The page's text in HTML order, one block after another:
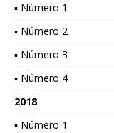
▪ Número 1
▪ Número 2
▪ Número 3
▪ Número 4
2018
▪ Número 1